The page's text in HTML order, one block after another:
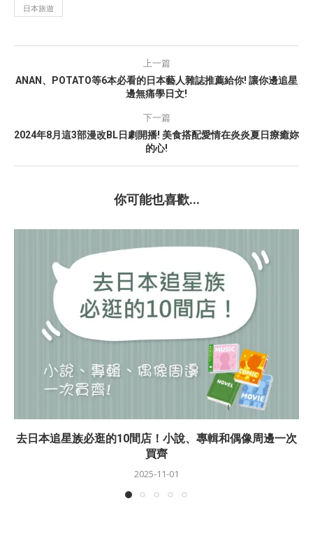
日本旅遊
上一篇
ANAN、POTATO等6本必看的日本藝人雜誌推薦給你! 讓你邊追星
邊無痛學日文!
下一篇
2024年8月這3部漫改BL日劇開播! 美食搭配愛情在炎炎夏日療癒妳
的心!
你可能也喜歡...
去日本追星族必逛的10間店！小說、專輯和偶像周邊一次
買齊
2025-11-01